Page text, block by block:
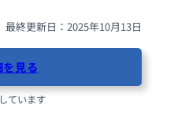
最終更新日：2025年10月13日
見る
ています